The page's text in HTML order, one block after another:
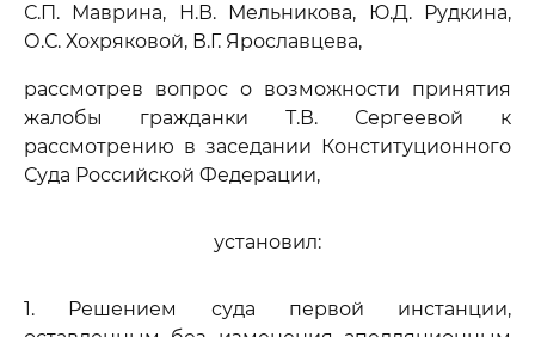
С.П. Маврина, Н.В. Мельникова, Ю.Д. Рудкина,
О.С. Хохряковой, В.Г. Ярославцева,
рассмотрев вопрос о возможности принятия
жалобы гражданки Т.В. Сергеевой к
рассмотрению в заседании Конституционного
Суда Российской Федерации,
установил:
1. Решением суда первой инстанции,